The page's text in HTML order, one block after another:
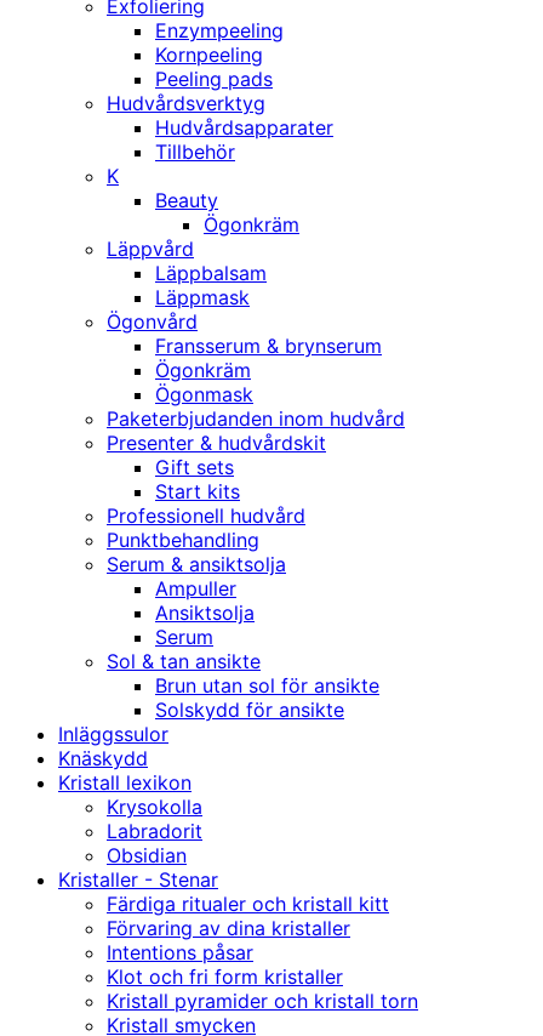
Exfoliering
Enzympeeling
Kornpeeling
Peeling pads
Hudvårdsverktyg
Hudvårdsapparater
Tillbehör
K
Beauty
Ögonkräm
Läppvård
Läppbalsam
Läppmask
Ögonvård
Fransserum & brynserum
Ögonkräm
Ögonmask
Paketerbjudanden inom hudvård
Presenter & hudvårdskit
Gift sets
Start kits
Professionell hudvård
Punktbehandling
Serum & ansiktsolja
Ampuller
Ansiktsolja
Serum
Sol & tan ansikte
Brun utan sol för ansikte
Solskydd för ansikte
Inläggssulor
Knäskydd
Kristall lexikon
Krysokolla
Labradorit
Obsidian
Kristaller - Stenar
Färdiga ritualer och kristall kitt
Förvaring av dina kristaller
Intentions påsar
Klot och fri form kristaller
Kristall pyramider och kristall torn
Kristall smycken